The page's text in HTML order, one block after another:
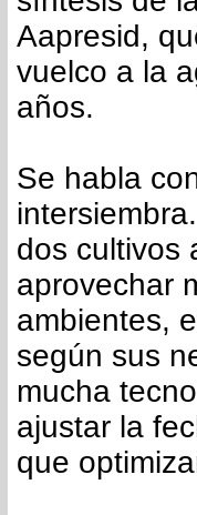
Aapresid,
vuelco a la
años.
Se habla
dos cultivos
aprovechar
ambientes,
según sus
mucha
ajustar la
que